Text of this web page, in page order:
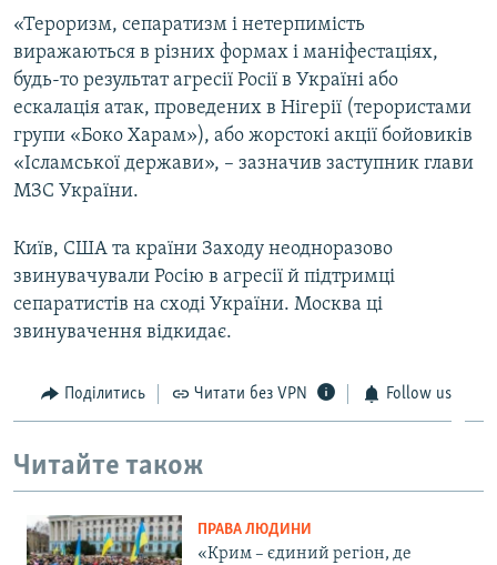
«Тероризм, сепаратизм і нетерпимість
виражаються в різних формах і маніфестаціях,
будь-то результат агресії Росії в Україні або
ескалація атак, проведених в Нігерії (терористами
групи «Боко Харам»), або жорстокі акції бойовиків
«Ісламської держави», – зазначив заступник глави
МЗС України.
Київ, США та країни Заходу неодноразово
звинувачували Росію в агресії й підтримці
сепаратистів на сході України. Москва ці
звинувачення відкидає.
Поділитись Читати без VPN Follow us
Читайте також
ПРАВА ЛЮДИНИ
«Крим – єдиний регіон, де